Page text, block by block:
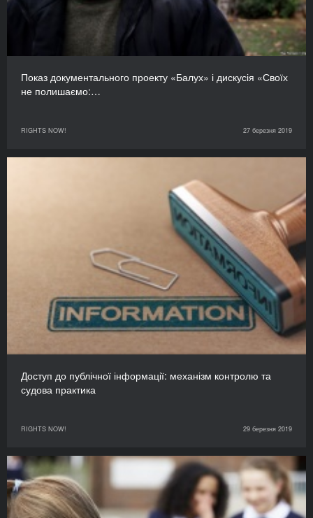
Показ документального проекту «Балух» і дискусія «Своїх
не полишаємо:…
RIGHTS NOW! 27 березня 2019
Доступ до публічної інформації: механізм контролю та
судова практика
RIGHTS NOW! 29 березня 2019